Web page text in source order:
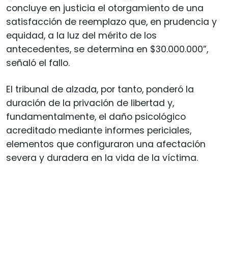
concluye en justicia el otorgamiento de una
satisfacción de reemplazo que, en prudencia y
equidad, a la luz del mérito de los
antecedentes, se determina en $30.000.000”,
señaló el fallo.
El tribunal de alzada, por tanto, ponderó la
duración de la privación de libertad y,
fundamentalmente, el daño psicológico
acreditado mediante informes periciales,
elementos que configuraron una afectación
severa y duradera en la vida de la víctima.